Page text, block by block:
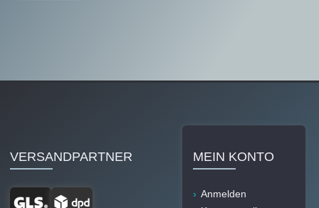
VERSANDPARTNER MEIN KONTO
Anmelden